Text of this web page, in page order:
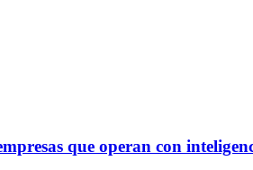
que operan con